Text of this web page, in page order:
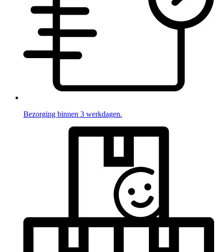
Bezorging binnen 3 werkdagen.